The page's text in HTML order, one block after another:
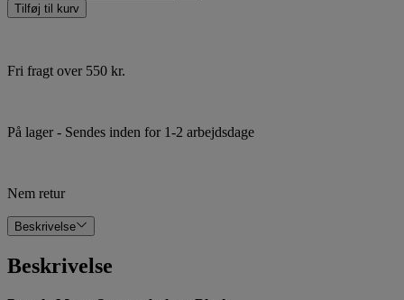
Tilføj til kurv
Fri fragt over 550 kr.
På lager - Sendes inden for 1-2 arbejdsdage
Nem retur
Beskrivelse
Beskrivelse